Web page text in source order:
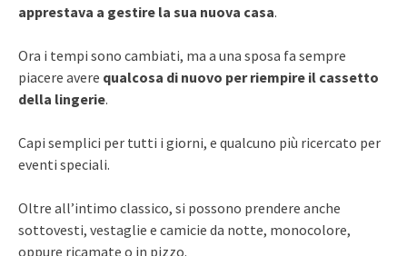
apprestava a gestire la sua nuova casa.
Ora i tempi sono cambiati, ma a una sposa fa sempre
piacere avere qualcosa di nuovo per riempire il cassetto
della lingerie.
Capi semplici per tutti i giorni, e qualcuno più ricercato per
eventi speciali.
Oltre all’intimo classico, si possono prendere anche
sottovesti, vestaglie e camicie da notte, monocolore,
oppure ricamate o in pizzo.